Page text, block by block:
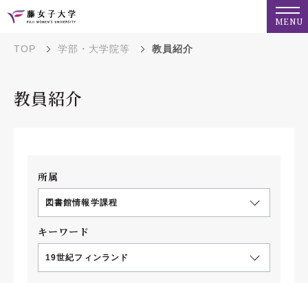
MENU
TOP 学部・大学院等 教員紹介
教員紹介
所属
図書館情報学課程
キーワード
19世紀フィンランド